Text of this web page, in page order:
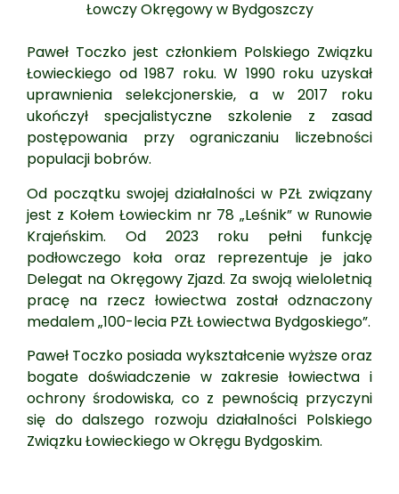
Łowczy Okręgowy w Bydgoszczy
Paweł Toczko jest członkiem Polskiego Związku
Łowieckiego od 1987 roku. W 1990 roku uzyskał
uprawnienia selekcjonerskie, a w 2017 roku
ukończył specjalistyczne szkolenie z zasad
postępowania przy ograniczaniu liczebności
populacji bobrów.
Od początku swojej działalności w PZŁ związany
jest z Kołem Łowieckim nr 78 „Leśnik” w Runowie
Krajeńskim. Od 2023 roku pełni funkcję
podłowczego koła oraz reprezentuje je jako
Delegat na Okręgowy Zjazd. Za swoją wieloletnią
pracę na rzecz łowiectwa został odznaczony
medalem „100-lecia PZŁ Łowiectwa Bydgoskiego”.
Paweł Toczko posiada wykształcenie wyższe oraz
bogate doświadczenie w zakresie łowiectwa i
ochrony środowiska, co z pewnością przyczyni
się do dalszego rozwoju działalności Polskiego
Związku Łowieckiego w Okręgu Bydgoskim.